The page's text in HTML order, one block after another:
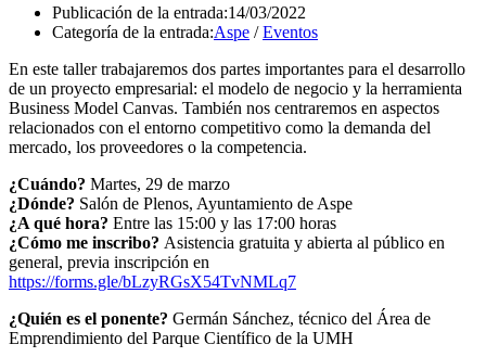
Publicación de la entrada:14/03/2022
Categoría de la entrada:Aspe / Eventos
En este taller trabajaremos dos partes importantes para el desarrollo
de un proyecto empresarial: el modelo de negocio y la herramienta
Business Model Canvas. También nos centraremos en aspectos
relacionados con el entorno competitivo como la demanda del
mercado, los proveedores o la competencia.
¿Cuándo? Martes, 29 de marzo
¿Dónde? Salón de Plenos, Ayuntamiento de Aspe
¿A qué hora? Entre las 15:00 y las 17:00 horas
¿Cómo me inscribo? Asistencia gratuita y abierta al público en
general, previa inscripción en
https://forms.gle/bLzyRGsX54TvNMLq7
¿Quién es el ponente? Germán Sánchez, técnico del Área de
Emprendimiento del Parque Científico de la UMH